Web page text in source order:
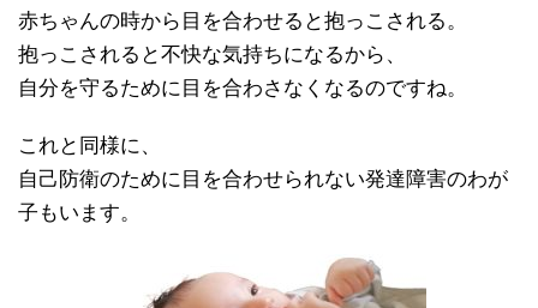
赤ちゃんの時から目を合わせると抱っこされる。
抱っこされると不快な気持ちになるから、
自分を守るために目を合わさなくなるのですね。
これと同様に、
自己防衛のために目を合わせられない発達障害のわが
子もいます。